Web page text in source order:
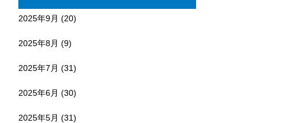
2025年9月 (20)
2025年8月 (9)
2025年7月 (31)
2025年6月 (30)
2025年5月 (31)